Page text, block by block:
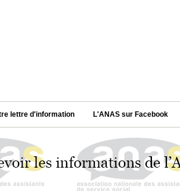
lettre d'information L'ANAS sur Facebook